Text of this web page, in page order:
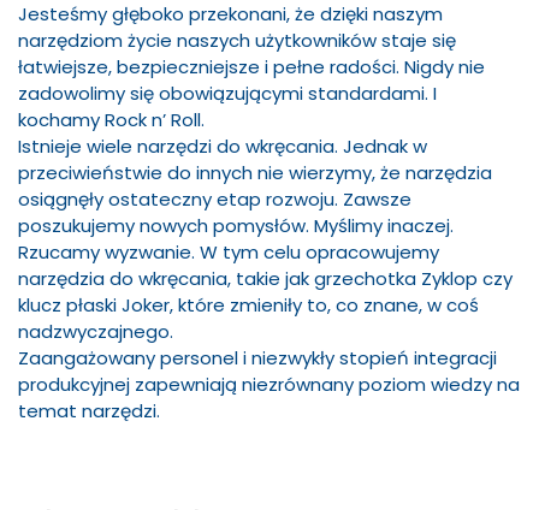
Jesteśmy głęboko przekonani, że dzięki naszym
narzędziom życie naszych użytkowników staje się
łatwiejsze, bezpieczniejsze i pełne radości. Nigdy nie
zadowolimy się obowiązującymi standardami. I
kochamy Rock n’ Roll.
Istnieje wiele narzędzi do wkręcania. Jednak w
przeciwieństwie do innych nie wierzymy, że narzędzia
osiągnęły ostateczny etap rozwoju. Zawsze
poszukujemy nowych pomysłów. Myślimy inaczej.
Rzucamy wyzwanie. W tym celu opracowujemy
narzędzia do wkręcania, takie jak grzechotka Zyklop czy
klucz płaski Joker, które zmieniły to, co znane, w coś
nadzwyczajnego.
Zaangażowany personel i niezwykły stopień integracji
produkcyjnej zapewniają niezrównany poziom wiedzy na
temat narzędzi.